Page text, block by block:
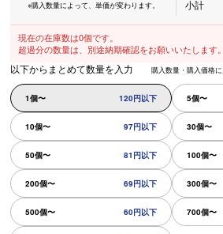
※購入数量によって、 単価が変わります。 小計
現在の在庫数は0個です。
超過分の数量は、別途納期確認をお願いいたします。
以下からまとめて数量を入力 購入数量・購入価格
1個〜 120円以下 5個〜
10個〜 97円以下 30個〜
50個〜 81円以下 100個〜
200個〜 69円以下 300個〜
500個〜 60円以下 700個〜